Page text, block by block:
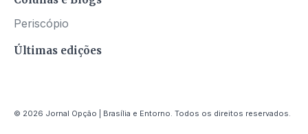
Periscópio
Últimas edições
© 2026 Jornal Opção | Brasília e Entorno. Todos os direitos reservados.